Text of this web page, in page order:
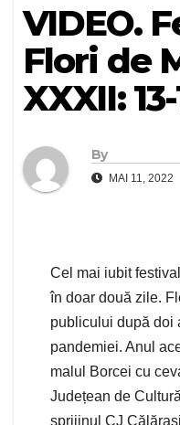
VIDEO.
Flori de
XXXII:
By
MAI 11, 2022
Cel mai iubit
în doar două zile.
publicului după doi
pandemiei. Anul
malul Borcei cu
Județean de
sprijinul CJ